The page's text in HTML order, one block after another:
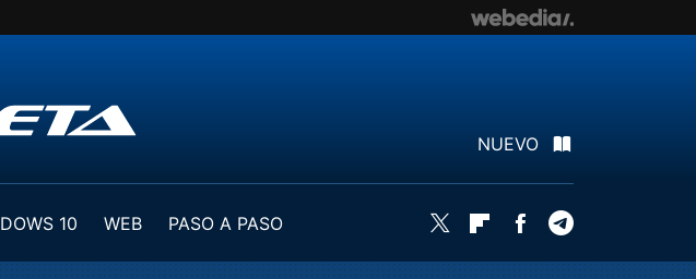
NUEVO
10 WEB
PASO A PASO
Twitter FlipboardFacebook